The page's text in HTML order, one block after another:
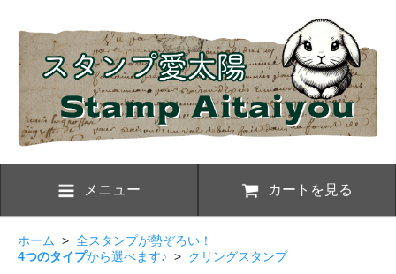
メニュー カートを見る
ホーム > 全スタンプが勢ぞろい！
4つのタイプから選べます♪ > クリングスタンプ